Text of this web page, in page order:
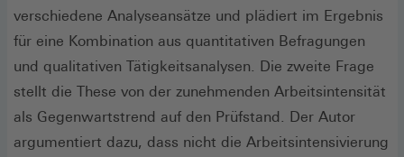
verschiedene Analyseansätze und plädiert im Ergebnis
für eine Kombination aus quantitativen Befragungen
und qualitativen Tätigkeitsanalysen. Die zweite Frage
stellt die These von der zunehmenden Arbeitsintensität
als Gegenwartstrend auf den Prüfstand. Der Autor
argumentiert dazu, dass nicht die Arbeitsintensivierung